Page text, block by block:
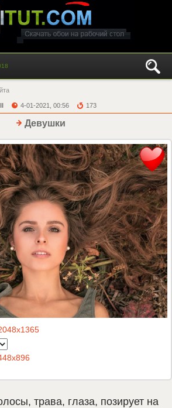
4-01-2021, 00:56 173
Девушки
, трава, глаза, позирует на